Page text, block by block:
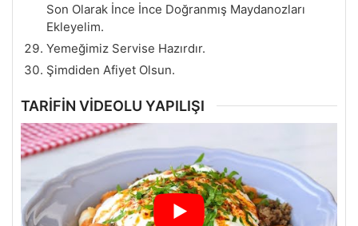
Son Olarak İnce İnce Doğranmış Maydanozları
Ekleyelim.
Yemeğimiz Servise Hazırdır.
Şimdiden Afiyet Olsun.
TARİFİN VİDEOLU YAPILIŞI